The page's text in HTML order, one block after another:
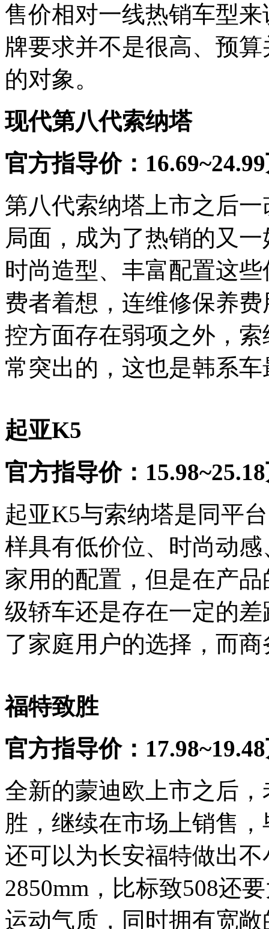
售价相对一线热销车型
牌要求并不是很高、预
的对象。
现代第八代索纳塔
官方指导价：
第八代索纳塔上市之后
局面，成为了热销的又
时尚造型、丰富配置这
费者着想，连维修保养
控方面存在弱项之外，
常突出的，这也是韩系
起亚K5
官方指导价：
起亚K5与索纳塔是同平
样具有低价位、时尚动
家用的配置，但是在产
级轿车还是存在一定的
了家庭用户的选择，而
福特致胜
官方指导价：
全新的蒙迪欧上市之后
胜，继续在市场上销售
还可以为长安福特做出
2850mm，比标致508还
运动气质，同时拥有宽